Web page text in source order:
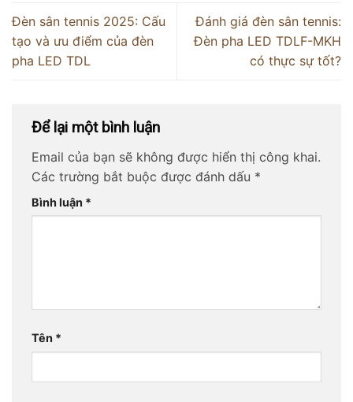
Đèn sân tennis 2025: Cấu
tạo và ưu điểm của đèn
pha LED TDL
Đánh giá đèn sân tennis:
Đèn pha LED TDLF-MKH
có thực sự tốt?
Để lại một bình luận
Email của bạn sẽ không được hiển thị công khai.
Các trường bắt buộc được đánh dấu *
Bình luận *
Tên *